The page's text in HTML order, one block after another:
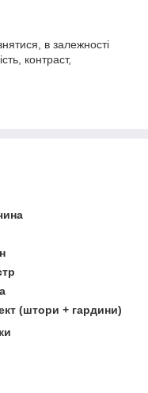
в залежності
контраст,
(штори + гардини)